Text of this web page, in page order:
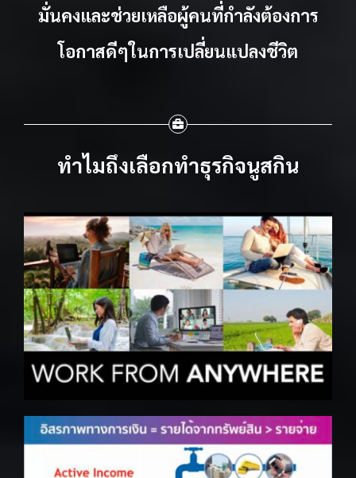
มั่นคงและช่วยเหลือผู้คนที่กำลังต้องการ
โอกาสดีๆในการเปลี่ยนแปลงชีวิต
ทำไมถึงเลือกทำธุรกิจนูสกิน